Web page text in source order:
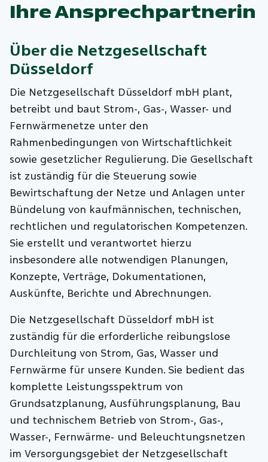
Ihre Ansprechpartnerin
Über die Netzgesellschaft
Düsseldorf
Die Netzgesellschaft Düsseldorf mbH plant,
betreibt und baut Strom-, Gas-, Wasser- und
Fernwärmenetze unter den
Rahmenbedingungen von Wirtschaftlichkeit
sowie gesetzlicher Regulierung. Die Gesellschaft
ist zuständig für die Steuerung sowie
Bewirtschaftung der Netze und Anlagen unter
Bündelung von kaufmännischen, technischen,
rechtlichen und regulatorischen Kompetenzen.
Sie erstellt und verantwortet hierzu
insbesondere alle notwendigen Planungen,
Konzepte, Verträge, Dokumentationen,
Auskünfte, Berichte und Abrechnungen.
Die Netzgesellschaft Düsseldorf mbH ist
zuständig für die erforderliche reibungslose
Durchleitung von Strom, Gas, Wasser und
Fernwärme für unsere Kunden. Sie bedient das
komplette Leistungsspektrum von
Grundsatzplanung, Ausführungsplanung, Bau
und technischem Betrieb von Strom-, Gas-,
Wasser-, Fernwärme- und Beleuchtungsnetzen
im Versorgungsgebiet der Netzgesellschaft